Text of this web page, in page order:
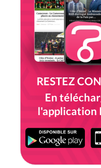
RESTEZ
En
l'application